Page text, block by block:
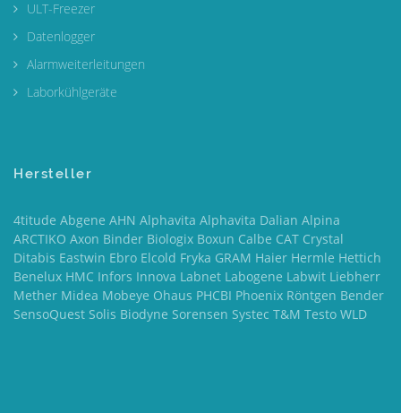
ULT-Freezer
Datenlogger
Alarmweiterleitungen
Laborkühlgeräte
Hersteller
4titude Abgene AHN Alphavita Alphavita Dalian Alpina
ARCTIKO Axon Binder Biologix Boxun Calbe CAT Crystal
Ditabis Eastwin Ebro Elcold Fryka GRAM Haier Hermle Hettich
Benelux HMC Infors Innova Labnet Labogene Labwit Liebherr
Mether Midea Mobeye Ohaus PHCBI Phoenix Röntgen Bender
SensoQuest Solis Biodyne Sorensen Systec T&M Testo WLD